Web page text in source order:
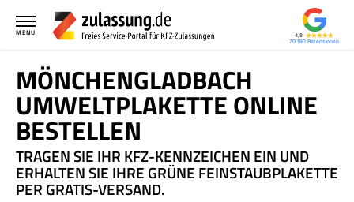
4,8
70.590
MENU
MÖNCHENGLADBACH
UMWELTPLAKETTE ONLINE
BESTELLEN
TRAGEN SIE IHR KFZ-KENNZEICHEN EIN UND
ERHALTEN SIE IHRE GRÜNE FEINSTAUBPLAKETTE
PER GRATIS-VERSAND.